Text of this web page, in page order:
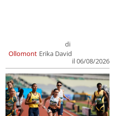
Ollomont
di
Erika David
il 06/08/2026